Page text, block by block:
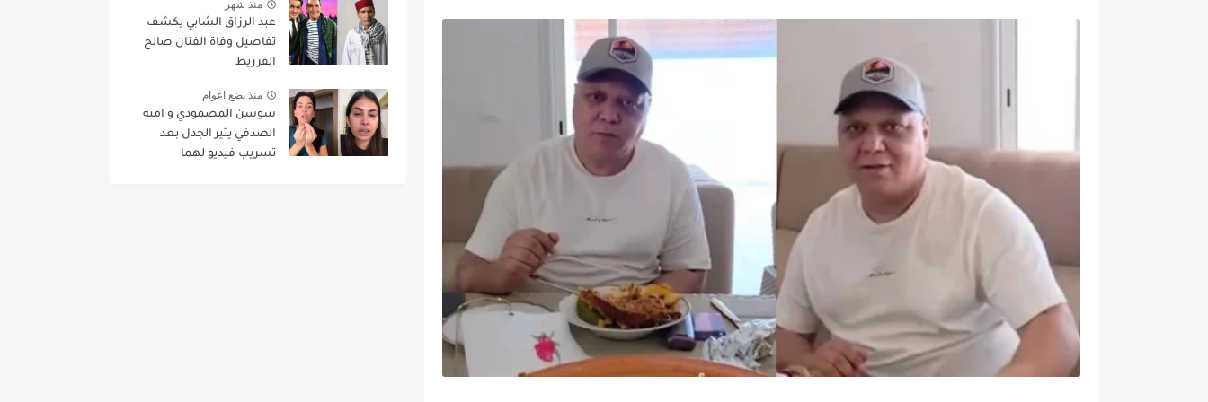
منذ شهر
عبد الرزاق الشابي يكشف
تفاصيل وفاة الفنان صالح
الفرزيط
منذ بضع اعوام
سوسن المصمودي و امنة
الصدفي يثير الجدل بعد
تسريب فيديو لهما